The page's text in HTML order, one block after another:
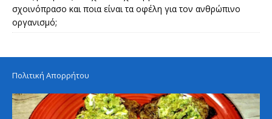
σχοινόπρασο και ποια είναι τα οφέλη για τον ανθρώπινο
οργανισμό;
Πολιτική Απορρήτου